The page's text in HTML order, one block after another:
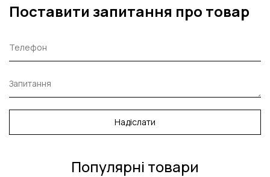
Поставити запитання про товар
Надіслати
Популярні товари